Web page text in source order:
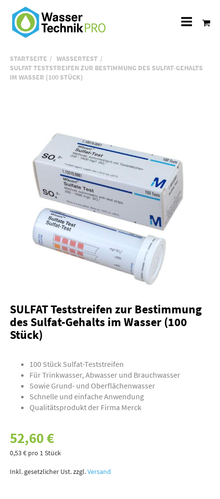
STARTSEITE
WASSERTEST
SULFAT TESTSTREIFEN ZUR BESTIMMUNG DES SULFAT-GEHALTS
IM WASSER (100 STÜCK)
SULFAT Teststreifen zur Bestimmung
des Sulfat-Gehalts im Wasser (100
Stück)
100 Stück Sulfat-Teststreifen
Für Trinkwasser, Abwasser und Brauchwasser
Sowie Grund- und Oberflächenwasser
Schnelle und einfache Anwendung
Qualitätsprodukt der Firma Merck
52,60 €
0,53 € pro 1 Stück
Inkl. gesetzlicher Ust. zzgl.Versand